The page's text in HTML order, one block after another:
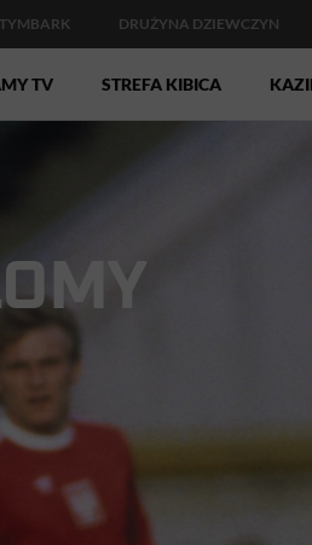
DRUŻYNA DZIEWCZYN
TV STREFA KIBICA